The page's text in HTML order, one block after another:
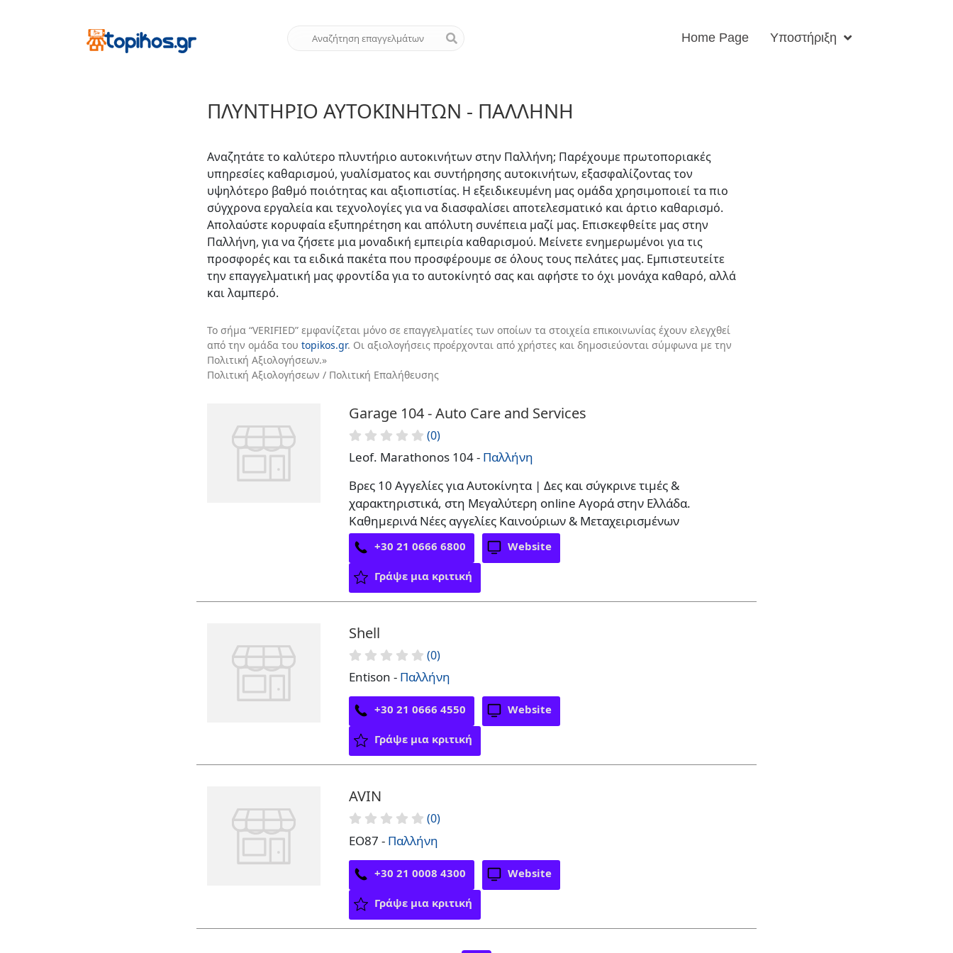
Home Page Υποστήριξη
ΠΛΥΝΤΉΡΙΟ ΑΥΤΟΚΙΝΉΤΩΝ - ΠΑΛΛΉΝΗ
Αναζητάτε το καλύτερο πλυντήριο αυτοκινήτων στην Παλλήνη; Παρέχουμε πρωτοποριακές
υπηρεσίες καθαρισμού, γυαλίσματος και συντήρησης αυτοκινήτων, εξασφαλίζοντας τον
υψηλότερο βαθμό ποιότητας και αξιοπιστίας. Η εξειδικευμένη μας ομάδα χρησιμοποιεί τα πιο
σύγχρονα εργαλεία και τεχνολογίες για να διασφαλίσει αποτελεσματικό και άρτιο καθαρισμό.
Απολαύστε κορυφαία εξυπηρέτηση και απόλυτη συνέπεια μαζί μας. Επισκεφθείτε μας στην
Παλλήνη, για να ζήσετε μια μοναδική εμπειρία καθαρισμού. Μείνετε ενημερωμένοι για τις
προσφορές και τα ειδικά πακέτα που προσφέρουμε σε όλους τους πελάτες μας. Εμπιστευτείτε
την επαγγελματική μας φροντίδα για το αυτοκίνητό σας και αφήστε το όχι μονάχα καθαρό, αλλά
και λαμπερό.
Το σήμα “VERIFIED” εμφανίζεται μόνο σε επαγγελματίες των οποίων τα στοιχεία επικοινωνίας έχουν ελεγχθεί
από την ομάδα του topikos.gr. Οι αξιολογήσεις προέρχονται από χρήστες και δημοσιεύονται σύμφωνα με την
Πολιτική Αξιολογήσεων.»
Πολιτική Αξιολογήσεων / Πολιτική Επαλήθευσης
Garage 104 - Auto Care and Services
(0)
Leof. Marathonos 104 - Παλλήνη
Βρες 10 Αγγελίες για Αυτοκίνητα | Δες και σύγκρινε τιμές &
χαρακτηριστικά, στη Μεγαλύτερη online Αγορά στην Ελλάδα.
Καθημερινά Νέες αγγελίες Καινούριων & Μεταχειρισμένων
+30 21 0666 6800 Website
Γράψε μια κριτική
Shell
(0)
Entison - Παλλήνη
+30 21 0666 4550 Website
Γράψε μια κριτική
AVIN
(0)
EO87 - Παλλήνη
+30 21 0008 4300 Website
Γράψε μια κριτική